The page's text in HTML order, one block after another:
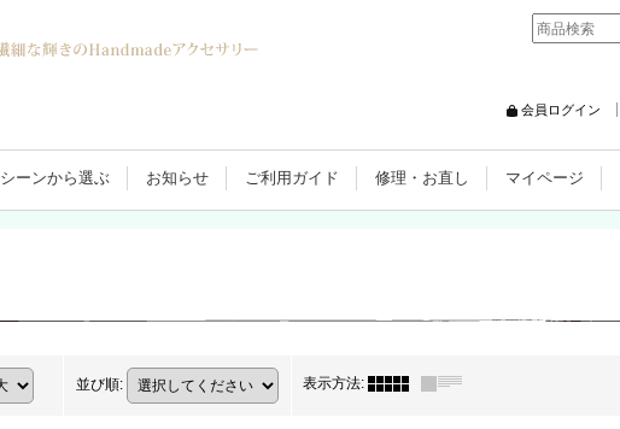
会員ログイン
シーンから選ぶ お知らせ ご利用ガイド 修理・お直し マイページ
並び順: 表示方法: